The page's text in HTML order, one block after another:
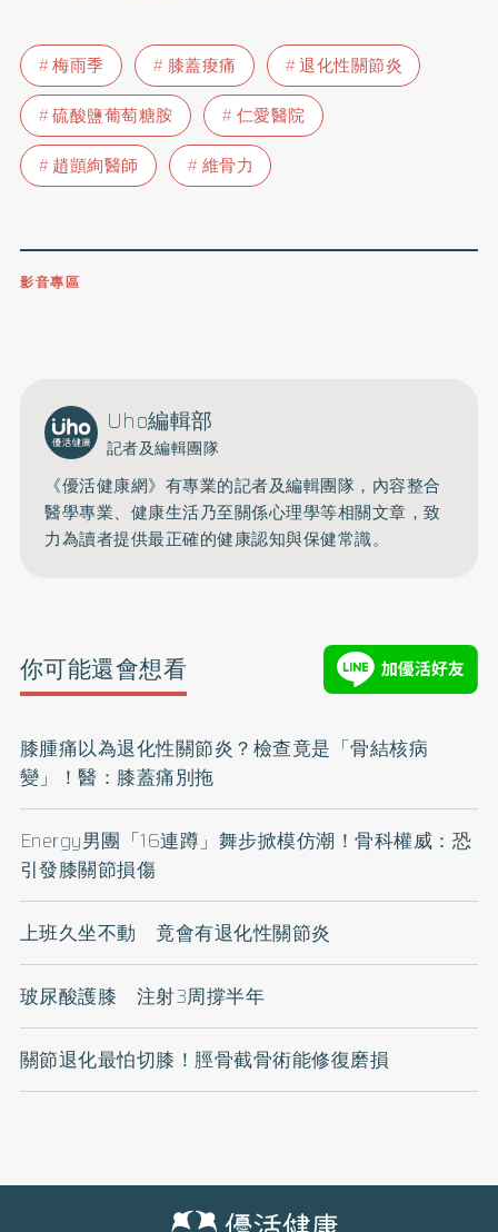
梅雨季 膝蓋痠痛
退化性關節炎
硫酸鹽葡萄糖胺
仁愛醫院
趙顗絢醫師
維骨力
影音專區
Uho編輯部
記者及編輯團隊
《優活健康網》有專業的記者及編輯團隊，內容整合
醫學專業、健康生活乃至關係心理學等相關文章，致
力為讀者提供最正確的健康認知與保健常識。
你可能還會想看
膝腫痛以為退化性關節炎？檢查竟是「骨結核病
變」！醫：膝蓋痛別拖
Energy男團「16連蹲」舞步掀模仿潮！骨科權威：恐
引發膝關節損傷
上班久坐不動 竟會有退化性關節炎
玻尿酸護膝 注射3周撐半年
關節退化最怕切膝！脛骨截骨術能修復磨損